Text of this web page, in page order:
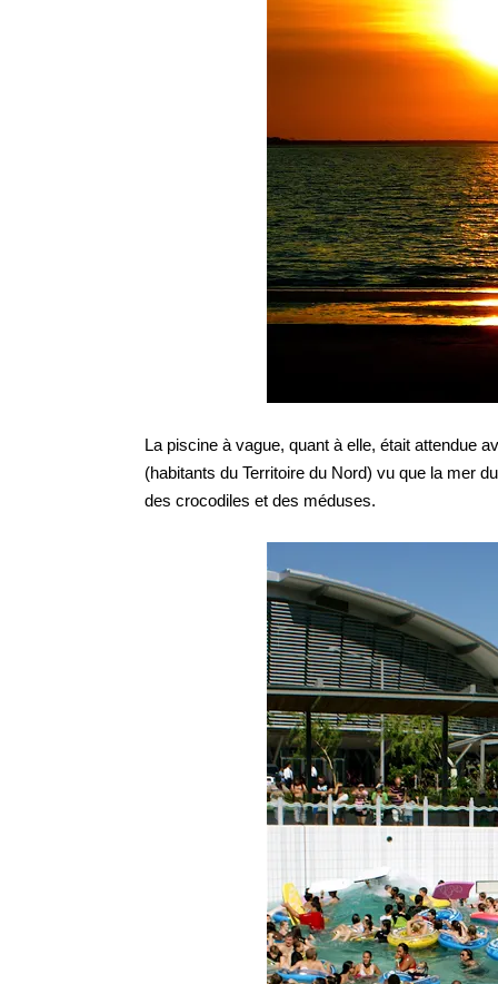
La piscine à vague, quant à elle, était attendue
(habitants du Territoire du Nord) vu que la mer
des crocodiles et des méduses.